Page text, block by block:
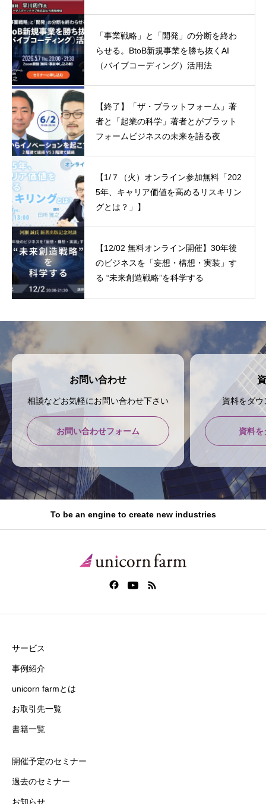
「事業戦略」と「開発」の分断を終わ
らせる。BtoB新規事業を勝ち抜くAI
（バイブコーディング）活用法
【終了】「ザ・プラットフォーム」著
者と「起業の科学」著者とがプラット
フォームビジネスの未来を語る夜
【1/７（火）オンライン参加無料「202
5年、キャリア価値を高めるリスキリン
グとは？」】
【12/02 無料オンライン開催】30年後
のビジネスを「妄想・構想・実装」す
る “未来創造戦略”を科学する
お問い合わせ
相談などお気軽にお問い合わせ下さい
お問い合わせフォーム
資料をダ
資料を
To be an engine to create new industries
サービス
事例紹介
unicorn farmとは
お取引先一覧
書籍一覧
開催予定のセミナー
過去のセミナー
お知らせ